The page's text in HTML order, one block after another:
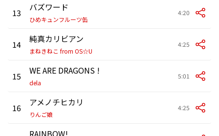
13 バズワード
ひめキュンフルーツ缶
4:20
14 純真カリビアン
まねきねこ from OS☆U
4:25
15 WE ARE DRAGONS !
dela
5:01
16 アメノチヒカリ
りんご娘
4:25
RAINBOW!